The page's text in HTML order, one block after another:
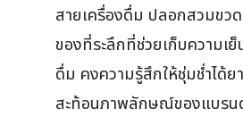
สายเครื่องดื่ม ปลอกสวมขว
ของที่ระลึกที่ช่วยเก็บความเย็
ดื่ม คงความรู้สึกให้ชุ่มช่ำได้ย
สะท้อนภาพลักษณ์ของแบรน